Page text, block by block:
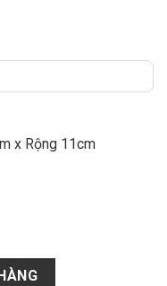
x Rộng 11cm